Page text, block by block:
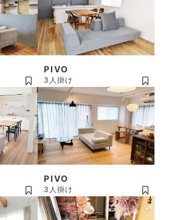
PIVO
3人掛け
PIVO
3人掛け